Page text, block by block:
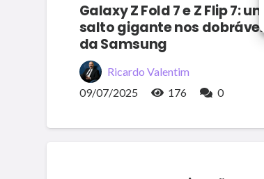
Galaxy Z Fold 7 e Z Flip 7: um
salto gigante nos dobráveis
da Samsung
Ricardo Valentim
09/07/2025
176 0